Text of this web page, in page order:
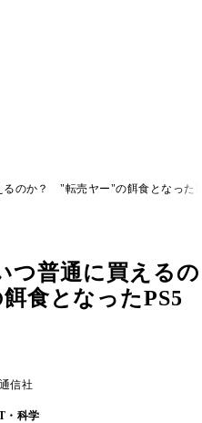
るのか？ "転売ヤー"の餌食となった
つ普通に買えるの
食となったPS5
信社
・科学